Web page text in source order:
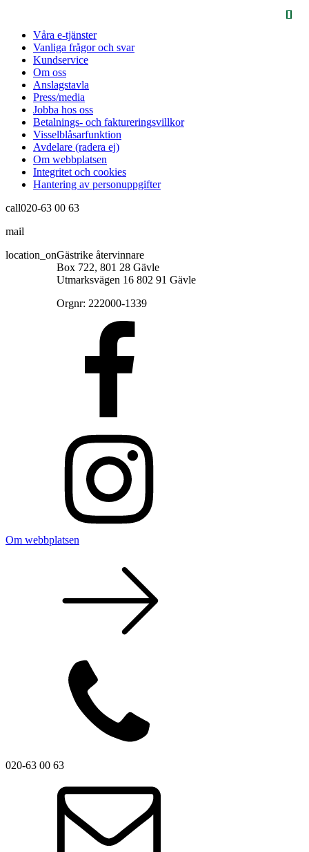
Våra e-tjänster
Vanliga frågor och svar
Kundservice
Om oss
Anslagstavla
Press/media
Jobba hos oss
Betalnings- och faktureringsvillkor
Visselblåsarfunktion
Avdelare (radera ej)
Om webbplatsen
Integritet och cookies
Hantering av personuppgifter
call020-63 00 63
mail
location_onGästrike återvinnare
Box 722, 801 28 Gävle
Utmarksvägen 16 802 91 Gävle
Orgnr: 222000-1339
Om webbplatsen
020-63 00 63